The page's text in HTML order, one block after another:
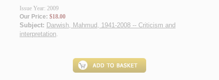
Issue Year: 2009
Our Price: $18.00
Subject: Darwish, Mahmud, 1941-2008 -- Criticism and
interpretation.